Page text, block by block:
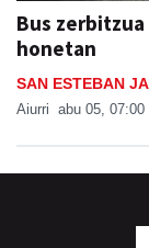
Bus
honetan
SAN ESTEBAN
Aiurri abu 05, 07:00